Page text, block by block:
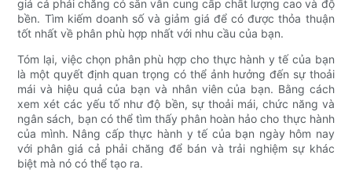
giá cả phải chăng có sẵn vẫn cung cấp chất lượng cao và độ
bền. Tìm kiếm doanh số và giảm giá để có được thỏa thuận
tốt nhất về phân phù hợp nhất với nhu cầu của bạn.
Tóm lại, việc chọn phân phù hợp cho thực hành y tế của bạn
là một quyết định quan trọng có thể ảnh hưởng đến sự thoải
mái và hiệu quả của bạn và nhân viên của bạn. Bằng cách
xem xét các yếu tố như độ bền, sự thoải mái, chức năng và
ngân sách, bạn có thể tìm thấy phân hoàn hảo cho thực hành
của mình. Nâng cấp thực hành y tế của bạn ngày hôm nay
với phân giá cả phải chăng để bán và trải nghiệm sự khác
biệt mà nó có thể tạo ra.